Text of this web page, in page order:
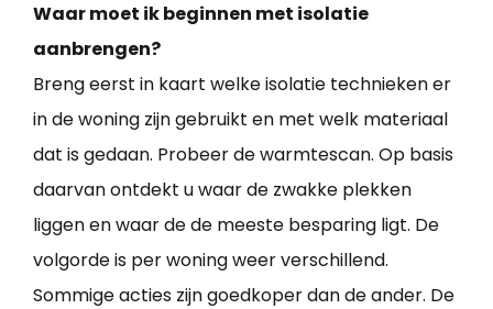
Waar moet ik beginnen met isolatie
aanbrengen?
Breng eerst in kaart welke isolatie technieken er
in de woning zijn gebruikt en met welk materiaal
dat is gedaan. Probeer de warmtescan. Op basis
daarvan ontdekt u waar de zwakke plekken
liggen en waar de de meeste besparing ligt. De
volgorde is per woning weer verschillend.
Sommige acties zijn goedkoper dan de ander. De